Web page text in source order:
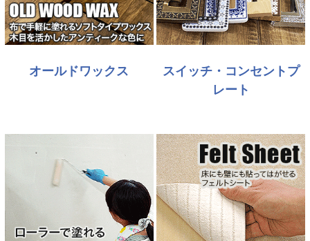
オールドワックス
スイッチ・コンセントプ
レート